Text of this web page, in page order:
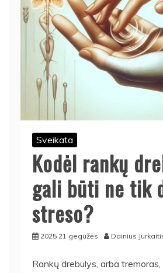
Sveikata
Kodėl rankų
gali būti ne tik
streso?
2025 21 gegužės Dainius
Rankų drebulys, arba tremoras,